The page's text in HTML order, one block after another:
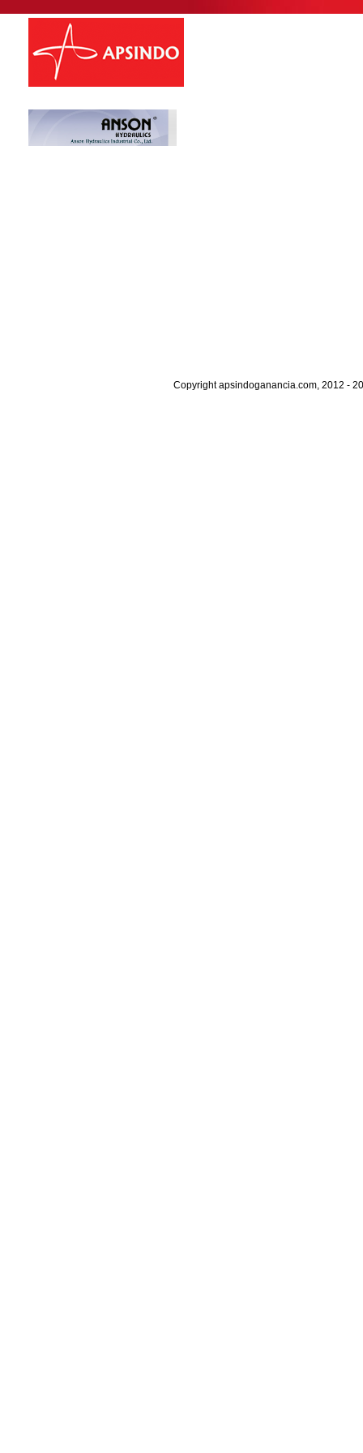
Copyright apsindoganancia.com, 2012 -